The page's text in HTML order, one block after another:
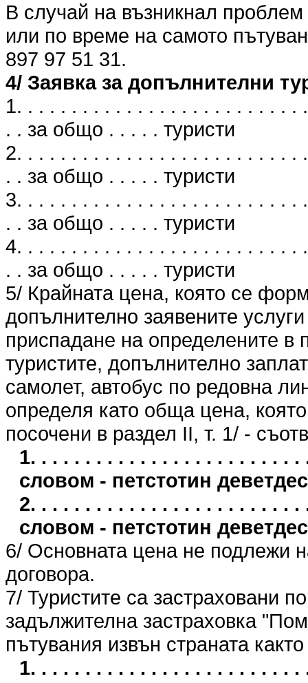
В случай на възникнал
или по време на самото
897 97 51 31.
4/ Заявка за допълнителни
1. . . . . . . . . . . . . . . . . . . . . . . . .
. . за общо . . . . . туристи
2. . . . . . . . . . . . . . . . . . . . . . . . .
. . за общо . . . . . туристи
3. . . . . . . . . . . . . . . . . . . . . . . . .
. . за общо . . . . . туристи
4. . . . . . . . . . . . . . . . . . . . . . . . .
. . за общо . . . . . туристи
5/ Крайната цена, която се
допълнително заявените
приспадане на определените в
туристите, допълнително
самолет, автобус по редовна
определя като обща цена,
посочени в раздел II, т. 1/ -
1. . . . . . . . . . . . . . . . . . . . . . . .
словом - петстотин
2. . . . . . . . . . . . . . . . . . . . . . . .
словом - петстотин
6/ Основната цена не подлежи
договора.
7/ Туристите са застраховани
задължителна застраховка
пътувания извън страната
1. . . . . . . . . . . . . . . . . . . . . . . .